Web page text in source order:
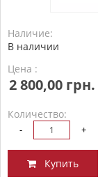
Наличие:
В наличии
Цена :
2 800,00 грн.
Количество:
- +
Купить